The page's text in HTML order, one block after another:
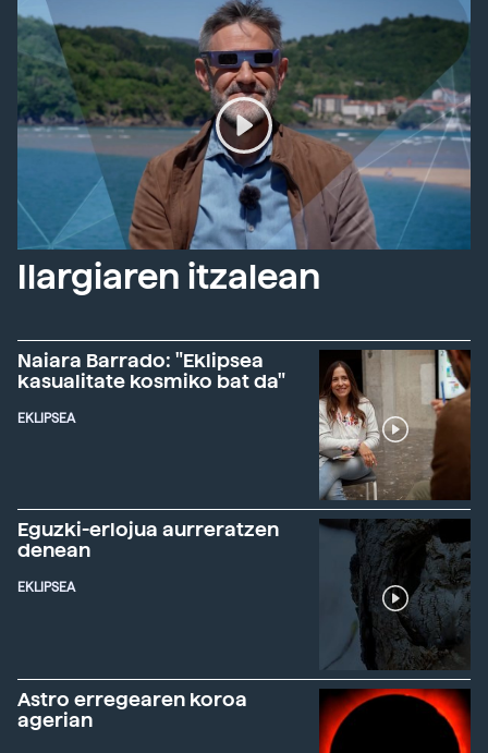
Ilargiaren itzalean
Naiara Barrado: "Eklipsea
kasualitate kosmiko bat da"
EKLIPSEA
Eguzki-erlojua aurreratzen
denean
EKLIPSEA
Astro erregearen koroa
agerian